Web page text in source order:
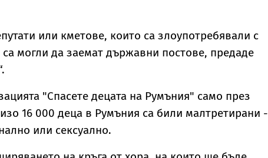
или кметове, които са злоупотребявали с
са могли да заемат държавни постове, предаде
"Спасете децата на Румъния" само през
16 000 деца в Румъния са били малтретирани -
или сексуално.